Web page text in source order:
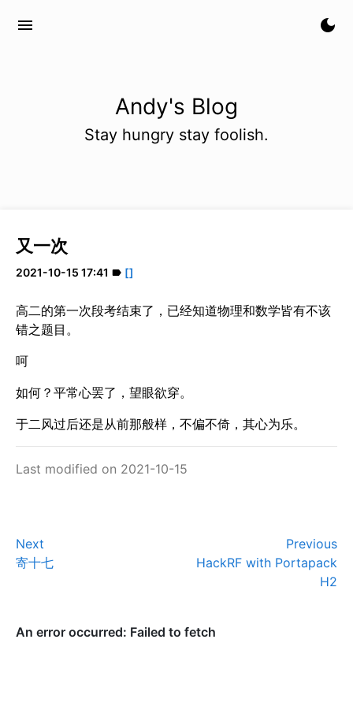
menu dark_mode
Andy's Blog
Stay hungry stay foolish.
又一次
2021-10-15 17:41 label []
高二的第一次段考结束了，已经知道物理和数学皆有不该
错之题目。
呵
如何？平常心罢了，望眼欲穿。
于二风过后还是从前那般样，不偏不倚，其心为乐。
Last modified on 2021-10-15
Next
寄十七
Previous
HackRF with Portapack
H2